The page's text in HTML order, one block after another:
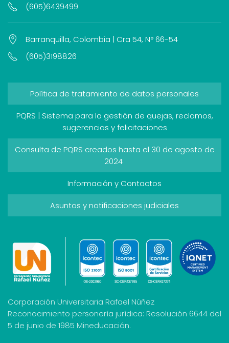
(605)6439499
Barranquilla, Colombia | Cra 54, N° 66-54
(605)3198826
Política de tratamiento de datos personales
PQRS | Sistema para la gestión de quejas, reclamos,
sugerencias y felicitaciones
Consulta de PQRS creados hasta el 30 de agosto de
2024
Información y Contactos
Asuntos y notificaciones judiciales
Corporación Universitaria Rafael Núñez
Reconocimiento personería jurídica: Resolución 6644 del
5 de junio de 1985 Mineducación.